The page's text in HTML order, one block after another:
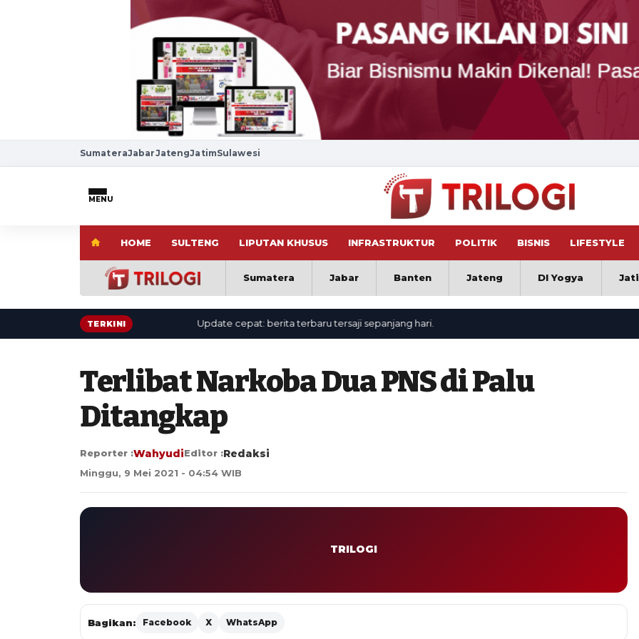
SumateraJabarJatengJatimSulawesi
MENU
HOME SULTENG LIPUTAN KHUSUS INFRASTRUKTUR POLITIK BISNIS LIFESTYLE
Sumatera Jabar Banten Jateng DI Yogya
TERKINI Update cepat: berita terbaru tersaji sepanjang hari.
Terlibat Narkoba Dua PNS di Palu
Ditangkap
Reporter :WahyudiEditor :Redaksi
Minggu, 9 Mei 2021 - 04:54 WIB
TRILOGI
Bagikan: Facebook X WhatsApp